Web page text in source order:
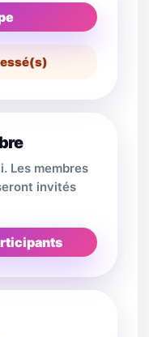
Les membres
invités